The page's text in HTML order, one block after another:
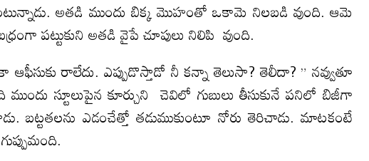
అతడి ముందు బిక్క మొహంతో ఒకామె నిలబడి వుంది. ఆమె
పట్టుకుని అతడి వైపే చూపులు నిలిపి వుంది.
రాలేదు. ఎప్పుడొస్తాడో నీ కన్నా తెలుసా? తెలీదా? ” నవ్వుతూ
స్టూలుపైన కూర్చుని చెవిలో గుబులు తీసుకునే పనిలో బిజీగా
బట్టతలను ఎడంచేత్తో తడుముకుంటూ నోరు తెరిచాడు. మాటకంటే